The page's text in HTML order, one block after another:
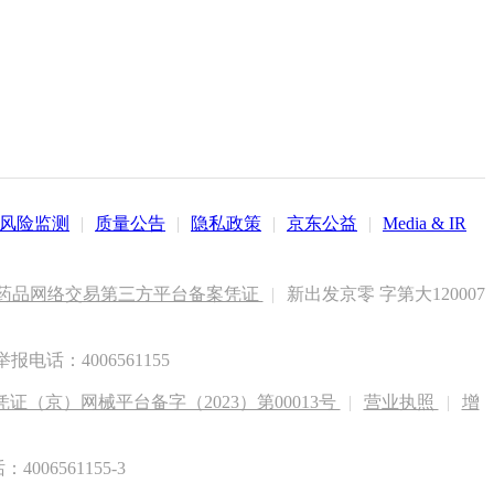
风险监测 | 质量公告 | 隐私政策 | 京东公益 | Media & IR
品网络交易第三方平台备案凭证 |
新出发京零 字第大120007
报电话：4006561155
证（京）网械平台备字（2023）第00013号 | 营业执照 |
增
4006561155-3